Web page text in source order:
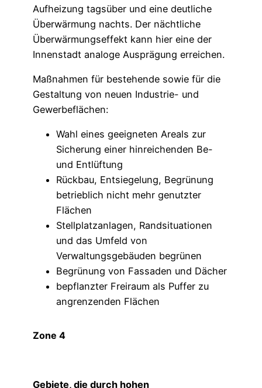
Aufheizung tagsüber und eine deutliche
Überwärmung nachts. Der nächtliche
Überwärmungseffekt kann hier eine der
Innenstadt analoge Ausprägung erreichen.
Maßnahmen für bestehende sowie für die
Gestaltung von neuen Industrie- und
Gewerbeflächen:
Wahl eines geeigneten Areals zur
Sicherung einer hinreichenden Be-
und Entlüftung
Rückbau, Entsiegelung, Begrünung
betrieblich nicht mehr genutzter
Flächen
Stellplatzanlagen, Randsituationen
und das Umfeld von
Verwaltungsgebäuden begrünen
Begrünung von Fassaden und Dächer
bepflanzter Freiraum als Puffer zu
angrenzenden Flächen
Zone 4
Gebiete, die durch hohen